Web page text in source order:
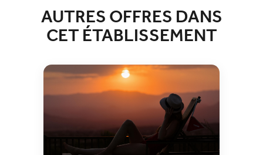
AUTRES OFFRES DANS
CET ÉTABLISSEMENT